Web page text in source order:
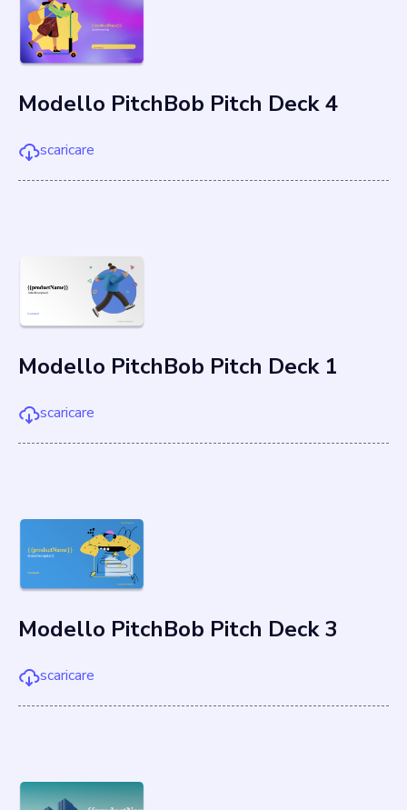
Modello PitchBob Pitch Deck 4
scaricare
Modello PitchBob Pitch Deck 1
scaricare
Modello PitchBob Pitch Deck 3
scaricare